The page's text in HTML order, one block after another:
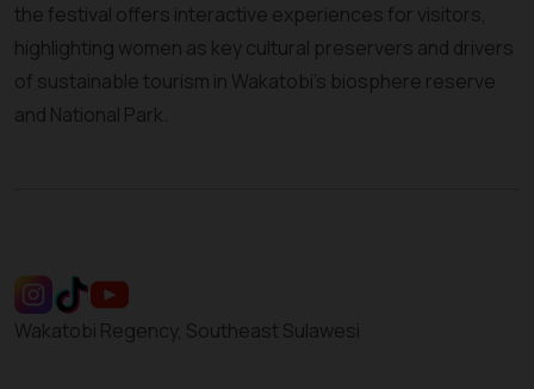
the festival offers interactive experiences for visitors,
highlighting women as key cultural preservers and drivers
of sustainable tourism in Wakatobi’s biosphere reserve
and National Park.
Wakatobi Regency, Southeast Sulawesi